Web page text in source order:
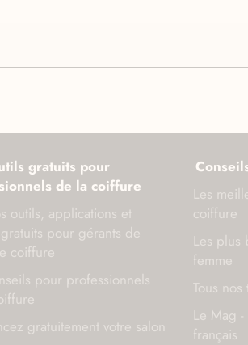
gratuits pour
de la coiffure
outils, applications et
pour gérants de
coiffure
pour professionnels
gratuitement votre salon
Les
coiffure
Les plus
femme
Tous
Le Mag
français